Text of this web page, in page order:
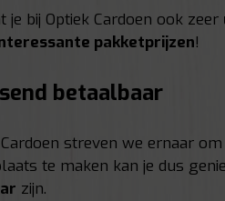
je bij Optiek Cardoen ook zeer
pakketprijzen!
betaalbaar
Cardoen streven we ernaar
te maken kan je dus
zijn.